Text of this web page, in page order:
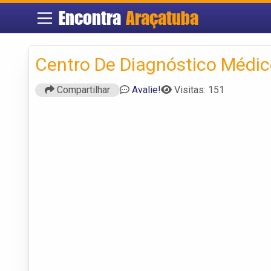
EncontraAraçatuba
Centro De Diagnóstico
Compartilhar Avalie! Visitas: 151